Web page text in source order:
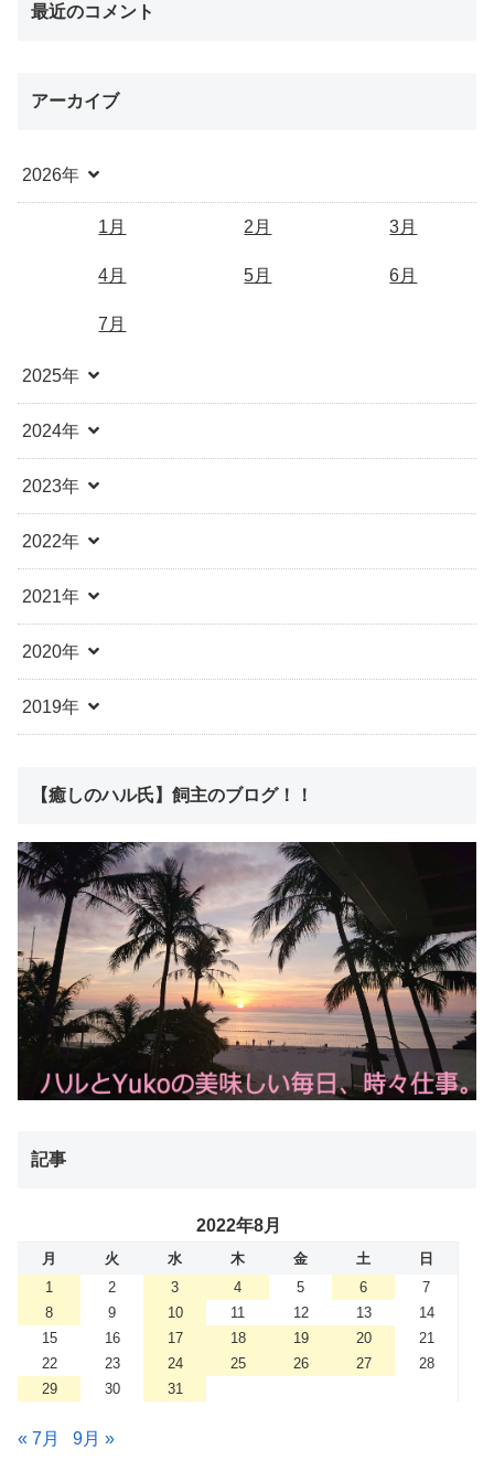
最近のコメント
アーカイブ
2026年
1月 2月 3月
4月 5月 6月
7月
2025年
2024年
2023年
2022年
2021年
2020年
2019年
【癒しのハル氏】飼主のブログ！！
記事
2022年8月
月 火 水 木 金 土
日
1
2 3 4 5 6
7
8
9 10 11 12 13
14
15
16 17 18 19 20
21
22
23 24 25 26 27
28
29
30 31
« 7月 9月 »